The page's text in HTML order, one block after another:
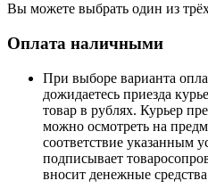
Вы можете выбрать один из
Оплата наличными
При выборе варианта
дожидаетесь приезда
товар в рублях. Курьер
можно осмотреть на
соответствие указанным
подписывает
вносит денежные